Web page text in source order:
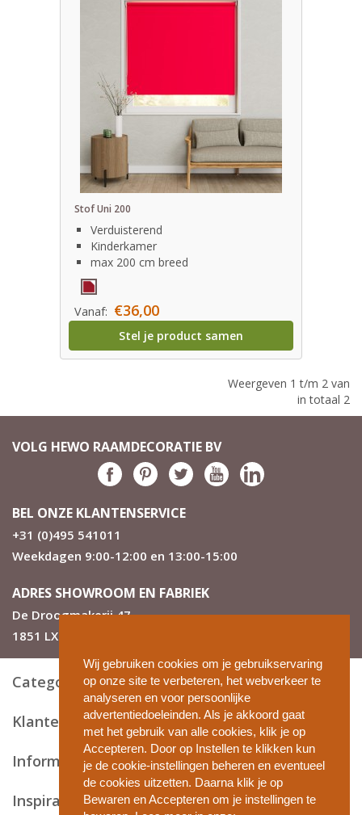
Wij gebruiken cookies om je gebruikservaring
op onze site te verbeteren, het webverkeer te
analyseren en voor persoonlijke
advertentiedoeleinden. Als je akkoord gaat
met het gebruik van alle cookies, klik je op
Accepteren. Door op Instellen te klikken kun
je de cookie-instellingen beheren en eventueel
de cookies uitzetten. Daarna klik je op
Bewaren en Accepteren om je instellingen te
Stof Uni 200
Verduisterend
Kinderkamer
max 200 cm breed
Vanaf: €36,00
Stel je product samen
Weergeven 1 t/m 2 van
in totaal 2
VOLG HEWO RAAMDECORATIE BV
BEL ONZE KLANTENSERVICE
+31 (0)495 541011
Weekdagen 9:00-12:00 en 13:00-15:00
ADRES SHOWROOM EN FABRIEK
De Droogmakerij 47
1851 LX Heiloo
Categorieën
Klantenservice
Informatie en tips
Inspiratie